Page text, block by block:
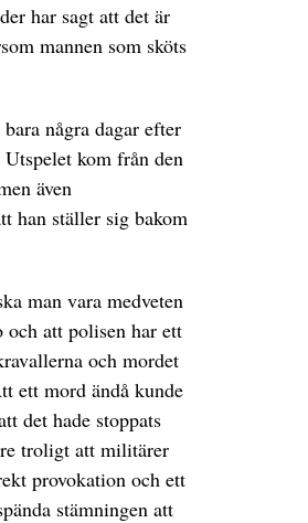
har sagt att det är
mannen som sköts
några dagar efter
kom från den
även
han ställer sig bakom
man vara medveten
att polisen har ett
och mordet
ett mord ändå kunde
det hade stoppats
troligt att militärer
provokation och ett
stämningen att